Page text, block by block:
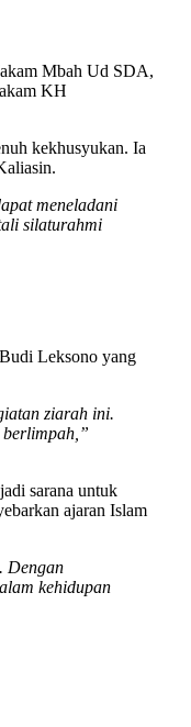
Mbah Ud SDA,
KH
kekhusyukan. Ia
meneladani
silaturahmi
Leksono yang
ziarah ini.
berlimpah,”
sarana untuk
ajaran Islam
Dengan
kehidupan